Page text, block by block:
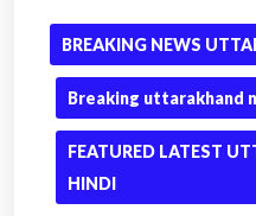
BREAKING NEWS
Breaking uttarakhand
FEATURED LATEST
HINDI